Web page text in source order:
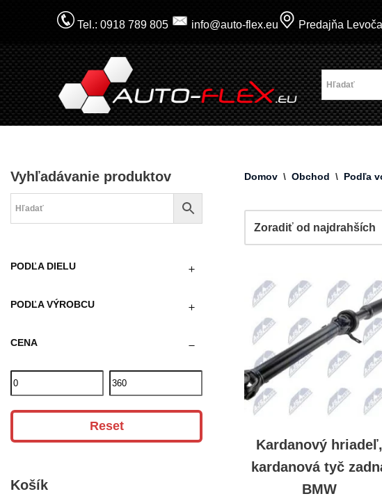
na
obsah
Tel.: 0918 789 805 info@auto-flex.eu Predajňa
Vyhľadávanie produktov
PODĽA DIELU
PODĽA VÝROBCU
CENA
Reset
Košík
Domov \ Obchod \ Podľa
Kardanový hriadeľ,
kardanová tyč
BMW